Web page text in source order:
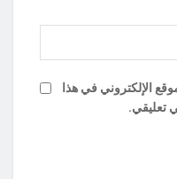
الإلكتروني في هذا
تعليقي.